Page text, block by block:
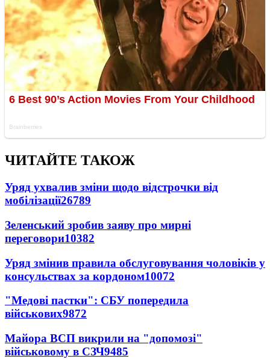
ЧИТАЙТЕ ТАКОЖ
Уряд ухвалив зміни щодо відстрочки від
мобілізації26789
Зеленський зробив заяву про мирні
переговори10382
Уряд змінив правила обслуговування чоловіків у
консульствах за кордоном10072
"Медові пастки": СБУ попередила
військових9872
Майора ВСП викрили на "допомозі"
військовому в СЗЧ9485